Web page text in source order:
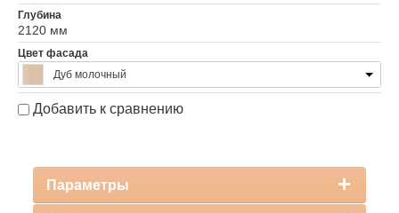
Глубина
2120 мм
Цвет фасада
Дуб молочный
Добавить к сравнению
Параметры